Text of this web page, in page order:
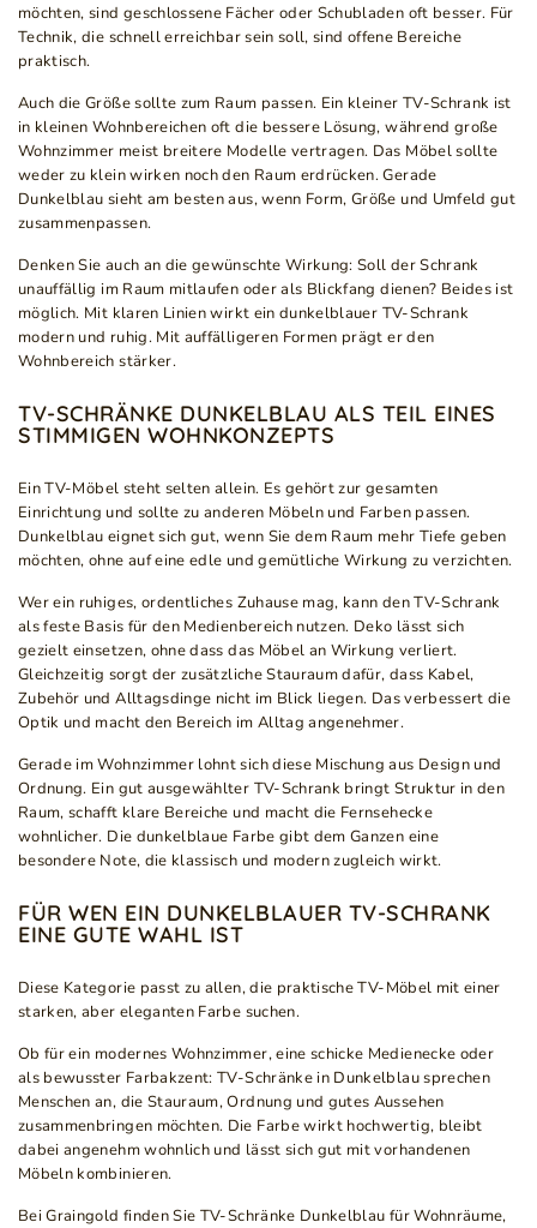
möchten, sind geschlossene Fächer oder Schubladen oft besser. Für
Technik, die schnell erreichbar sein soll, sind offene Bereiche
praktisch.
Auch die Größe sollte zum Raum passen. Ein kleiner TV-Schrank ist
in kleinen Wohnbereichen oft die bessere Lösung, während große
Wohnzimmer meist breitere Modelle vertragen. Das Möbel sollte
weder zu klein wirken noch den Raum erdrücken. Gerade
Dunkelblau sieht am besten aus, wenn Form, Größe und Umfeld gut
zusammenpassen.
Denken Sie auch an die gewünschte Wirkung: Soll der Schrank
unauffällig im Raum mitlaufen oder als Blickfang dienen? Beides ist
möglich. Mit klaren Linien wirkt ein dunkelblauer TV-Schrank
modern und ruhig. Mit auffälligeren Formen prägt er den
Wohnbereich stärker.
TV-SCHRÄNKE DUNKELBLAU ALS TEIL EINES
STIMMIGEN WOHNKONZEPTS
Ein TV-Möbel steht selten allein. Es gehört zur gesamten
Einrichtung und sollte zu anderen Möbeln und Farben passen.
Dunkelblau eignet sich gut, wenn Sie dem Raum mehr Tiefe geben
möchten, ohne auf eine edle und gemütliche Wirkung zu verzichten.
Wer ein ruhiges, ordentliches Zuhause mag, kann den TV-Schrank
als feste Basis für den Medienbereich nutzen. Deko lässt sich
gezielt einsetzen, ohne dass das Möbel an Wirkung verliert.
Gleichzeitig sorgt der zusätzliche Stauraum dafür, dass Kabel,
Zubehör und Alltagsdinge nicht im Blick liegen. Das verbessert die
Optik und macht den Bereich im Alltag angenehmer.
Gerade im Wohnzimmer lohnt sich diese Mischung aus Design und
Ordnung. Ein gut ausgewählter TV-Schrank bringt Struktur in den
Raum, schafft klare Bereiche und macht die Fernsehecke
wohnlicher. Die dunkelblaue Farbe gibt dem Ganzen eine
besondere Note, die klassisch und modern zugleich wirkt.
FÜR WEN EIN DUNKELBLAUER TV-SCHRANK
EINE GUTE WAHL IST
Diese Kategorie passt zu allen, die praktische TV-Möbel mit einer
starken, aber eleganten Farbe suchen.
Ob für ein modernes Wohnzimmer, eine schicke Medienecke oder
als bewusster Farbakzent: TV-Schränke in Dunkelblau sprechen
Menschen an, die Stauraum, Ordnung und gutes Aussehen
zusammenbringen möchten. Die Farbe wirkt hochwertig, bleibt
dabei angenehm wohnlich und lässt sich gut mit vorhandenen
Möbeln kombinieren.
Bei Graingold finden Sie TV-Schränke Dunkelblau für Wohnräume,